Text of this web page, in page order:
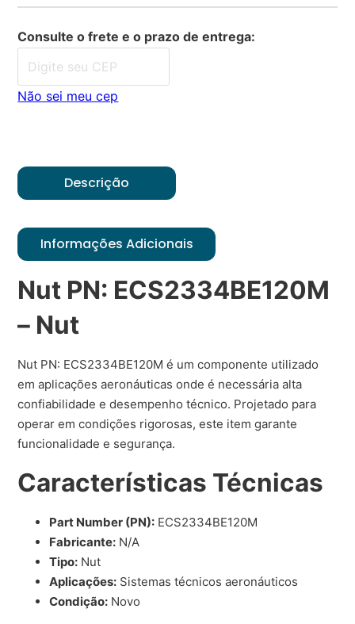
Consulte o frete e o prazo de entrega:
Não sei meu cep
Descrição
Informações Adicionais
Nut PN: ECS2334BE120M
– Nut
Nut PN: ECS2334BE120M é um componente utilizado
em aplicações aeronáuticas onde é necessária alta
confiabilidade e desempenho técnico. Projetado para
operar em condições rigorosas, este item garante
funcionalidade e segurança.
Características Técnicas
Part Number (PN): ECS2334BE120M
Fabricante: N/A
Tipo: Nut
Aplicações: Sistemas técnicos aeronáuticos
Condição: Novo